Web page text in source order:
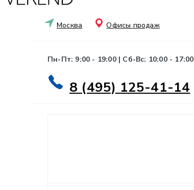
Москва Офисы продаж
Пн-Пт: 9:00 - 19:00 | Сб-Вс: 10:00 - 17:00
8 (495) 125-41-14